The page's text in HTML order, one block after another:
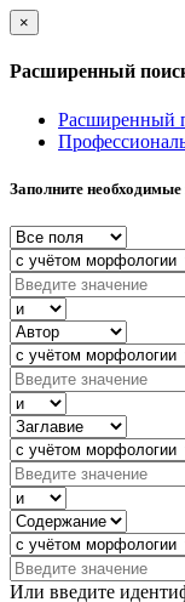
×
Расширенный
Расширенный
Заполните необходимые
Или введите